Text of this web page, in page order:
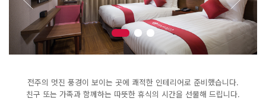
전주의 멋진 풍경이 보이는 곳에 쾌적한 인테리어로 준비했습니다.
친구 또는 가족과 함께하는 따뜻한 휴식의 시간을 선물해 드립니다.